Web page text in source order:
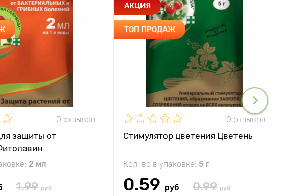
0 отзывов
защиты от
2 мл
1.99 руб
АКЦИЯ
ТОП ПРОДАЖ
0 отзывов
Стимулятор цветения Цветень
Кол-во в упаковке: 5 г
0.59 руб 0.99 руб